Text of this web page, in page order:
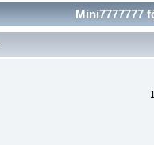
Mini7777777